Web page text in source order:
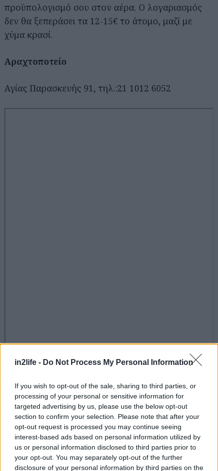
in2life - Do Not Process My Personal Information
If you wish to opt-out of the sale, sharing to third parties, or
processing of your personal or sensitive information for
targeted advertising by us, please use the below opt-out
section to confirm your selection. Please note that after your
opt-out request is processed you may continue seeing
interest-based ads based on personal information utilized by
us or personal information disclosed to third parties prior to
your opt-out. You may separately opt-out of the further
disclosure of your personal information by third parties on the
προϋπολογισμό σου στον αέρα. Ο λογαριασμός
δεν θα ξεπεράσει τα 12-15€ το άτομο, μαζί με
χύμα κρασί.
Αραχτοποτείο
Αγίας Παρασκευής 91, τηλ.:21 1012 6052
Αν ψάχνεις νόστιμα και φτηνά μεζεδάκια, τότε το